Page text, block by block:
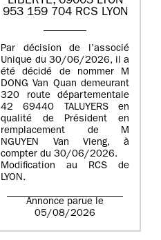
953 159 704 RCS LYON
Par décision de l’associé
Unique du 30/06/2026, il a
été décidé de nommer M
DONG Van Quan demeurant
320 route départementale
42 69440 TALUYERS en
qualité de Président en
remplacement de M
NGUYEN Van Vieng, à
compter du 30/06/2026.
Modification au RCS de
LYON.
Annonce parue le
05/08/2026